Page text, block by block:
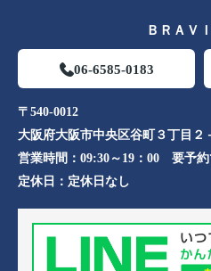
ＢＲＡＶ
06-6585-0183
〒540-0012
大阪府大阪市中央区谷町３丁目２
営業時間： 09:30～19：00 要予
定休日： 定休日なし